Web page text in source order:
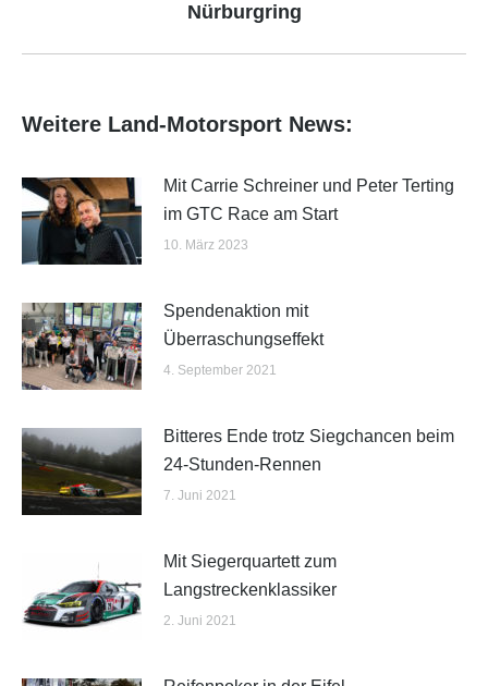
Beitrag:
Nürburgring
Weitere Land-Motorsport News:
Mit Carrie Schreiner und Peter Terting
im GTC Race am Start
10. März 2023
Spendenaktion mit
Überraschungseffekt
4. September 2021
Bitteres Ende trotz Siegchancen beim
24-Stunden-Rennen
7. Juni 2021
Mit Siegerquartett zum
Langstreckenklassiker
2. Juni 2021